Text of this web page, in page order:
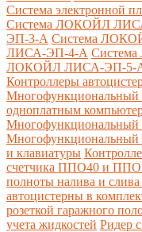
Система электронной
Система ЛОКОЙЛ
ЭП-3-А Система
ЛИСА-ЭП-4-А
ЛОКОЙЛ ЛИСА-ЭП-5-
Контроллеры
одноплатным
Многофункциональный
и клавиатуры
счетчика ППО40 и
полноты налива и
автоцистерны в
розеткой гаражного
учета жидкостей Ридер